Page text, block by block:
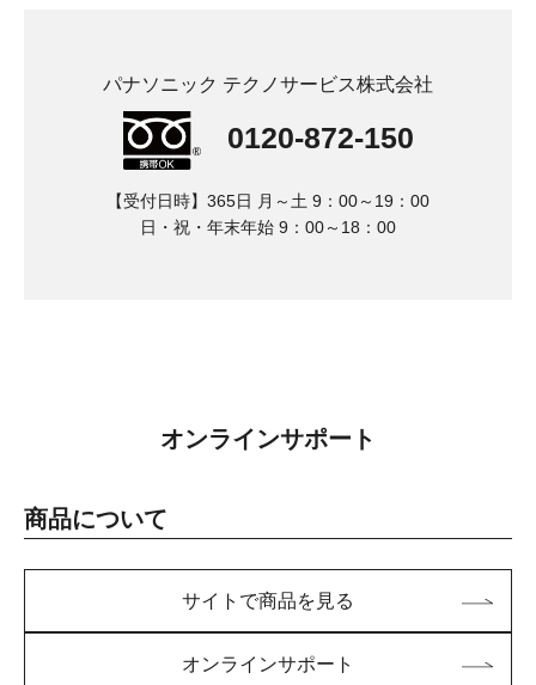
パナソニック テクノサービス株式会社
0120-872-150
【受付日時】365日 月～土 9：00～19：00
日・祝・年末年始 9：00～18：00
オンラインサポート
商品について
サイトで商品を見る
オンラインサポート